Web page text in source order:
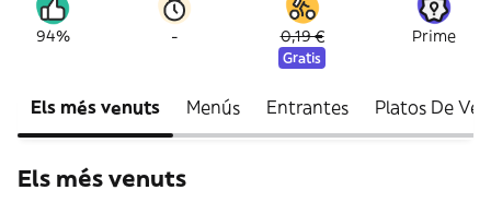
94% - 0,19 €
Gratis
Prime
Els més venuts Menús Entrantes Platos De
Els més venuts